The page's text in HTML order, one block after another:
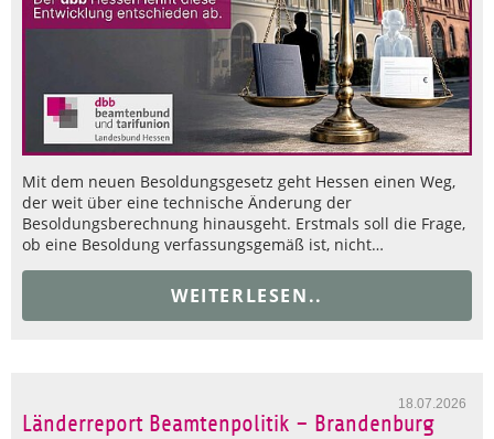
Mit dem neuen Besoldungsgesetz geht Hessen einen Weg,
der weit über eine technische Änderung der
Besoldungsberechnung hinausgeht. Erstmals soll die Frage,
ob eine Besoldung verfassungsgemäß ist, nicht…
WEITERLESEN..
18.07.2026
Länderreport Beamtenpolitik – Brandenburg